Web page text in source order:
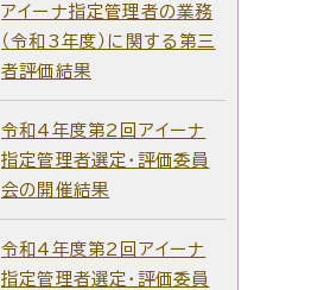
アイーナ指定管理者の業務
（令和3年度）に関する第三
者評価結果
令和4年度第2回アイーナ
指定管理者選定・評価委員
会の開催結果
令和4年度第2回アイーナ
指定管理者選定・評価委員